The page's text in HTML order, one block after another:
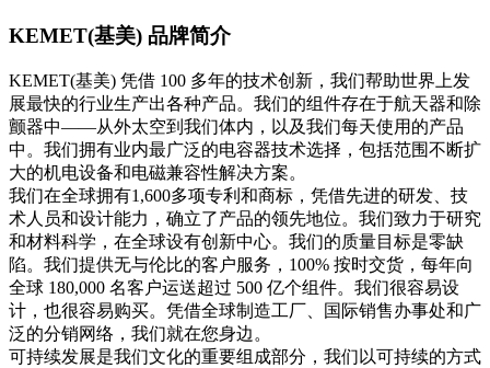
KEMET(基美) 品牌简介
KEMET(基美) 凭借 100 多年的技术创新，我们帮助世界上发
展最快的行业生产出各种产品。我们的组件存在于航天器和除
颤器中——从外太空到我们体内，以及我们每天使用的产品
中。我们拥有业内最广泛的电容器技术选择，包括范围不断扩
大的机电设备和电磁兼容性解决方案。
我们在全球拥有1,600多项专利和商标，凭借先进的研发、技
术人员和设计能力，确立了产品的领先地位。我们致力于研究
和材料科学，在全球设有创新中心。我们的质量目标是零缺
陷。我们提供无与伦比的客户服务，100% 按时交货，每年向
全球 180,000 名客户运送超过 500 亿个组件。我们很容易设
计，也很容易购买。凭借全球制造工厂、国际销售办事处和广
泛的分销网络，我们就在您身边。
可持续发展是我们文化的重要组成部分，我们以可持续的方式